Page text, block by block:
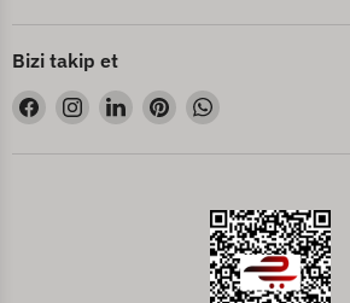
Bizi takip et
Bizi
Facebook&#39;de
bul
Bizi
Instagram&#39;de
bul
Bizi
LinkedIn&#39;de
bul
Bizi
Pinterest&#39;de
bul
Bizi
bul